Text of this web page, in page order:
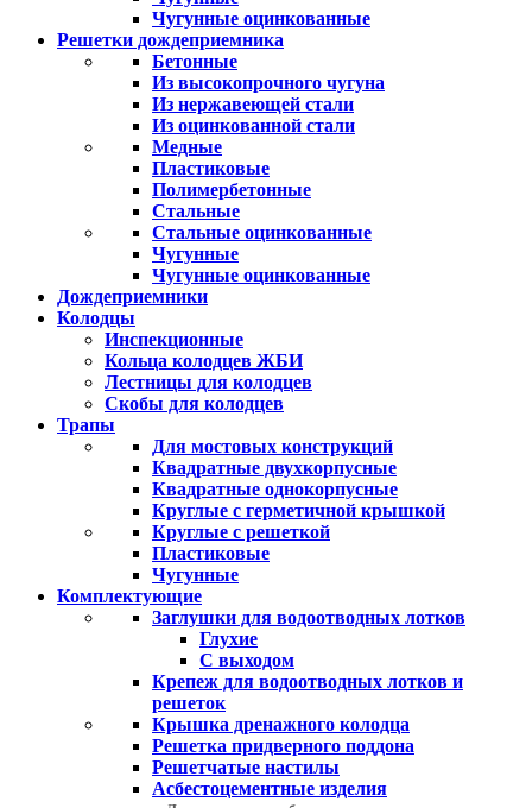
Чугунные оцинкованные
Решетки дождеприемника
Бетонные
Из высокопрочного чугуна
Из нержавеющей стали
Из оцинкованной стали
Медные
Пластиковые
Полимербетонные
Стальные
Стальные оцинкованные
Чугунные
Чугунные оцинкованные
Дождеприемники
Колодцы
Инспекционные
Кольца колодцев ЖБИ
Лестницы для колодцев
Скобы для колодцев
Трапы
Для мостовых конструкций
Квадратные двухкорпусные
Квадратные однокорпусные
Круглые с герметичной крышкой
Круглые с решеткой
Пластиковые
Чугунные
Комплектующие
Заглушки для водоотводных лотков
Глухие
С выходом
Крепеж для водоотводных лотков и
решеток
Крышка дренажного колодца
Решетка придверного поддона
Решетчатые настилы
Асбестоцементные изделия